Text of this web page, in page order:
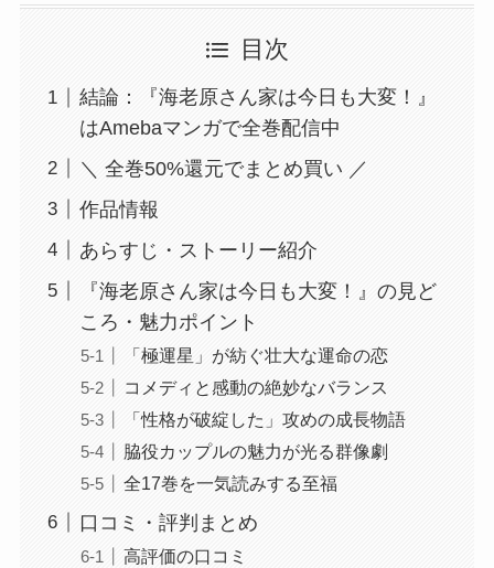
目次
結論：『海老原さん家は今日も大変！』
はAmebaマンガで全巻配信中
＼ 全巻50%還元でまとめ買い ／
作品情報
あらすじ・ストーリー紹介
『海老原さん家は今日も大変！』の見ど
ころ・魅力ポイント
「極運星」が紡ぐ壮大な運命の恋
コメディと感動の絶妙なバランス
「性格が破綻した」攻めの成長物語
脇役カップルの魅力が光る群像劇
全17巻を一気読みする至福
口コミ・評判まとめ
高評価の口コミ